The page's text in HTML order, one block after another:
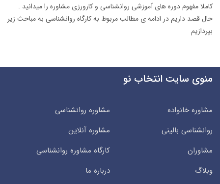
کاملا مفهوم دوره های آموزشی روانشناسی و کارورزی مشاوره را میدانید .
حال قصد داریم در ادامه ی مطالب مربوط به کارگاه روانشناسی به مباحث زیر
بپردازیم
منوی سایت انتخاب نو
مشاوره خانواده
مشاوره روانشناسی
روانشناسی بالینی
مشاوره آنلاین
مشاوران
کارگاه مشاوره روانشناسی
وبلاگ
درباره ما